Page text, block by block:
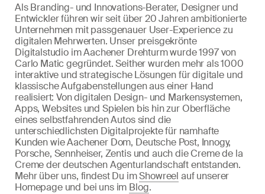
Als Branding- und Innovations-Berater, Designer und
Entwickler führen wir seit über 20 Jahren ambitionierte
Unternehmen mit passgenauer User-Experience zu
digitalen Mehrwerten. Unser preisgekrönte
Digitalstudio im Aachener Drehturm wurde 1997 von
Carlo Matic gegründet. Seither wurden mehr als 1000
interaktive und strategische Lösungen für digitale und
klassische Aufgabenstellungen aus einer Hand
realisiert: Von digitalen Design- und Markensystemen,
Apps, Websites und Spielen bis hin zur Oberfläche
eines selbstfahrenden Autos sind die
unterschiedlichsten Digitalprojekte für namhafte
Kunden wie Aachener Dom, Deutsche Post, Innogy,
Porsche, Sennheiser, Zentis und auch die Creme de la
Creme der deutschen Agenturlandschaft entstanden.
Mehr über uns, findest Du imShowreel auf unserer
Homepage und bei uns im Blog.